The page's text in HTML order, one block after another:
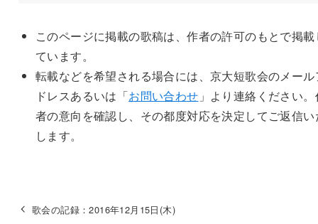
このページに掲載の歌稿は、作者の許可のもとで掲載
ています。
転載などを希望される場合には、京大短歌会のメール
ドレスあるいは「お問い合わせ 」より連絡ください
者の意向を確認し、その都度対応を決定してご返信い
します。
歌会の記録：2016年12月15日(木)